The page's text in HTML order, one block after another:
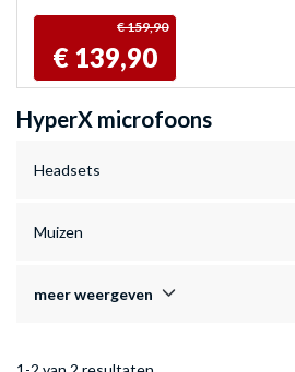
€ 159,90
€ 139,90
HyperX microfoons
Headsets
Muizen
meer weergeven